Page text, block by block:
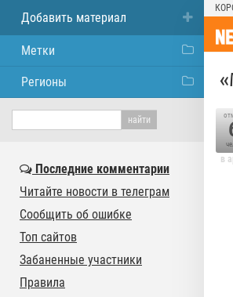
в
Добавить материал
Метки
Регионы
Последние комментарии
Читайте новости в телеграм
Сообщить об ошибке
Топ сайтов
Забаненные участники
Правила